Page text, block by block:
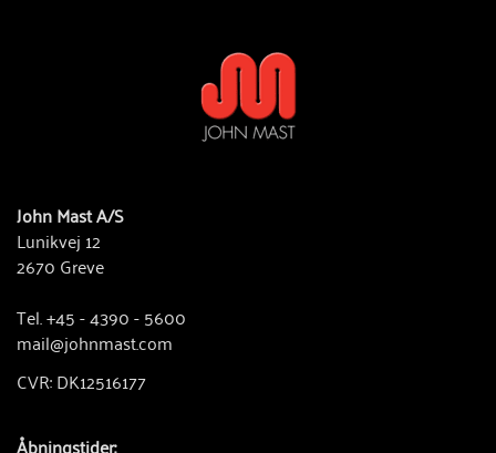
John Mast A/S
Lunikvej 12
2670 Greve
Tel. +45 - 4390 - 5600
mail@johnmast.com
CVR: DK12516177
Åbningstider: